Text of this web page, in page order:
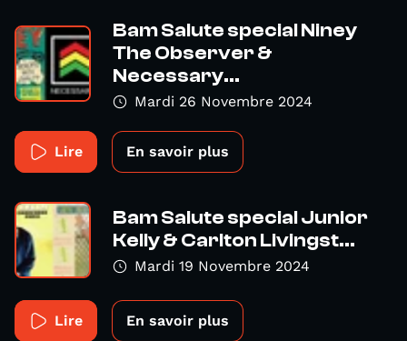
Bam Salute special Niney
The Observer &
Necessary...
Mardi 26 Novembre 2024
Lire En savoir plus
Bam Salute special Junior
Kelly & Carlton Livingst...
Mardi 19 Novembre 2024
Lire En savoir plus